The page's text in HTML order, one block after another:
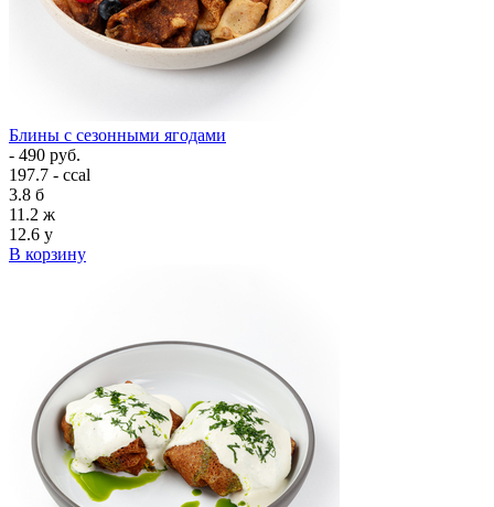
Блины с сезонными ягодами
- 490 руб.
197.7 - ccal
3.8 б
11.2 ж
12.6 у
В корзину